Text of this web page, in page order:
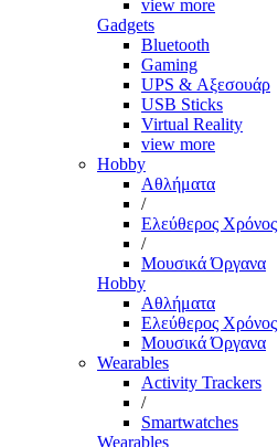
view more
Gadgets
Bluetooth
Gaming
UPS & Αξεσουάρ
USB Sticks
Virtual Reality
view more
Hobby
Αθλήματα
/
Ελεύθερος Χρόνος
/
Μουσικά Όργανα
Hobby
Αθλήματα
Ελεύθερος Χρόνος
Μουσικά Όργανα
Wearables
Activity Trackers
/
Smartwatches
Wearables